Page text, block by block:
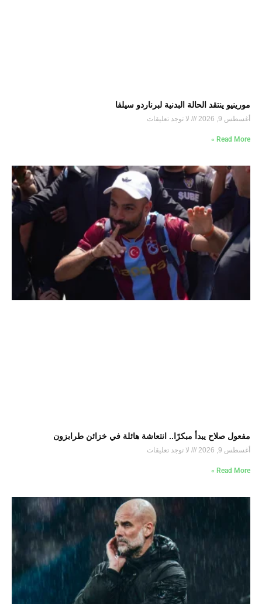
مورينيو ينتقد الحالة البدنية لبرناردو سيلفا
أغسطس 9, 2026 لا توجد تعليقات
Read More »
مفعول صلاح يبدأ مبكرًا.. انتعاشة هائلة في خزائن طرابزون
أغسطس 9, 2026 لا توجد تعليقات
Read More »